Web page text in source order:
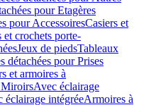
pour Etagères
pour AccessoiresCasiers et
et crochets porte-
Jeux de piedsTableaux
détachées pour Prises
et armoires à
MiroirsAvec éclairage
éclairage intégréeArmoires à